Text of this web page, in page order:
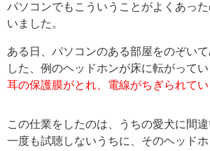
パソコンでもこういうことがよくあっ
いました。
ある日、パソコンのある部屋をのぞい
した、例のヘッドホンが床に転がってい
耳の保護膜がとれ、電線がちぎられてい
この仕業をしたのは、うちの愛犬に間違
一度も試聴しないうちに、そのヘッド